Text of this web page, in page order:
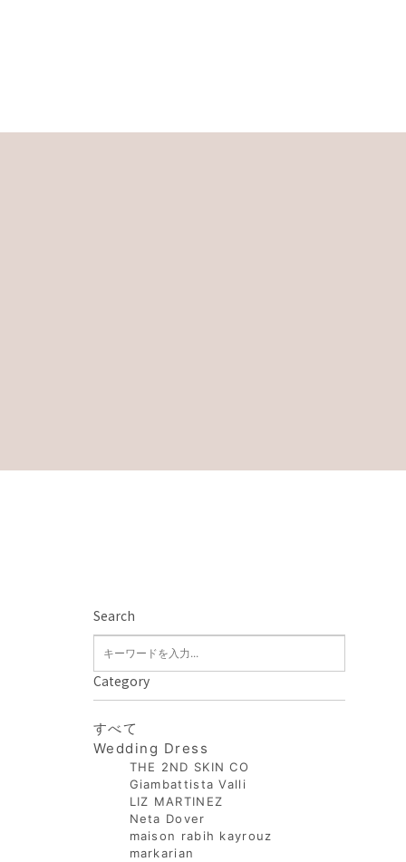
Search
Category
すべて
Wedding Dress
THE 2ND SKIN CO
Giambattista Valli
LIZ MARTINEZ
Neta Dover
maison rabih kayrouz
markarian